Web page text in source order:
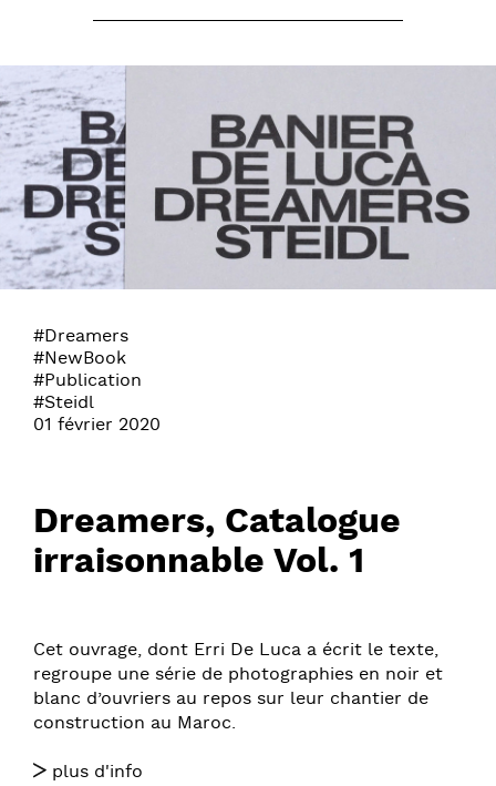
#Dreamers
#NewBook
#Publication
#Steidl
01 février 2020
Dreamers, Catalogue
irraisonnable Vol. 1
Cet ouvrage, dont Erri De Luca a écrit le texte,
regroupe une série de photographies en noir et
blanc d’ouvriers au repos sur leur chantier de
construction au Maroc.
plus d'info